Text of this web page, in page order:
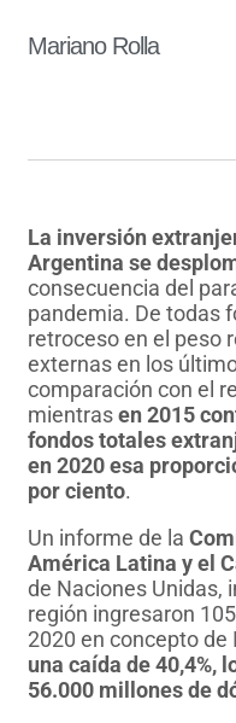
Mariano Rolla
La inversión
Argentina se
consecuencia del
pandemia. De todas
retroceso en el peso
externas en los
comparación con el
mientrasen 2015
fondos totales
en 2020 esa
por ciento.
Un informe de la
América Latina y el
de Naciones Unidas,
región ingresaron
2020 en concepto de
una caída de 40,4%,
56.000 millones de